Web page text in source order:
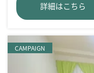
詳細はこちら
CAMPAIGN